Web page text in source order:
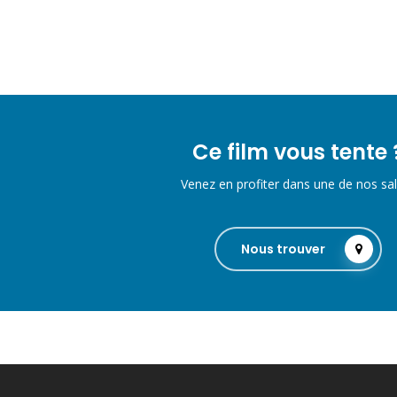
Ce film vous tente
Venez en profiter dans une de nos
Nous trouver